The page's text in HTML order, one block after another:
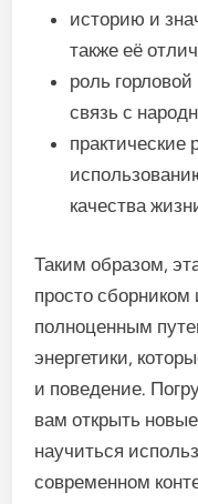
историю и
также её
роль
связь с
практические
качества
Таким образом,
просто
полноценным
энергетики,
и поведение.
вам открыть
научиться
современном